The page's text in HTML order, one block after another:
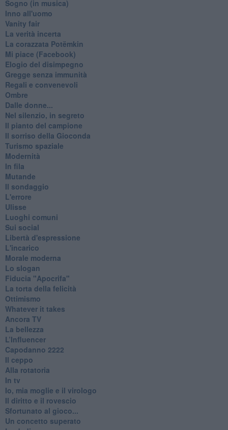
Sogno (in musica)
Inno all'uomo
Vanity fair
La verità incerta
La corazzata Potëmkin
Mi piace (Facebook)
Elogio del disimpegno
Gregge senza immunità
Regali e convenevoli
Ombre
Dalle donne...
Nel silenzio, in segreto
Il pianto del campione
Il sorriso della Gioconda
Turismo spaziale
Modernità
In fila
Mutande
Il sondaggio
L'errore
Ulisse
Luoghi comuni
Sui social
Libertà d'espressione
L'incarico
Morale moderna
Lo slogan
Fiducia "Apocrifa"
La torta della felicità
Ottimismo
Whatever it takes
Ancora TV
La bellezza
L’Influencer
​Capodanno 2222
Il ceppo
Alla rotatoria
In tv
Io, mia moglie e il virologo
Il diritto e il rovescio
Sfortunato al gioco...
Un concetto superato